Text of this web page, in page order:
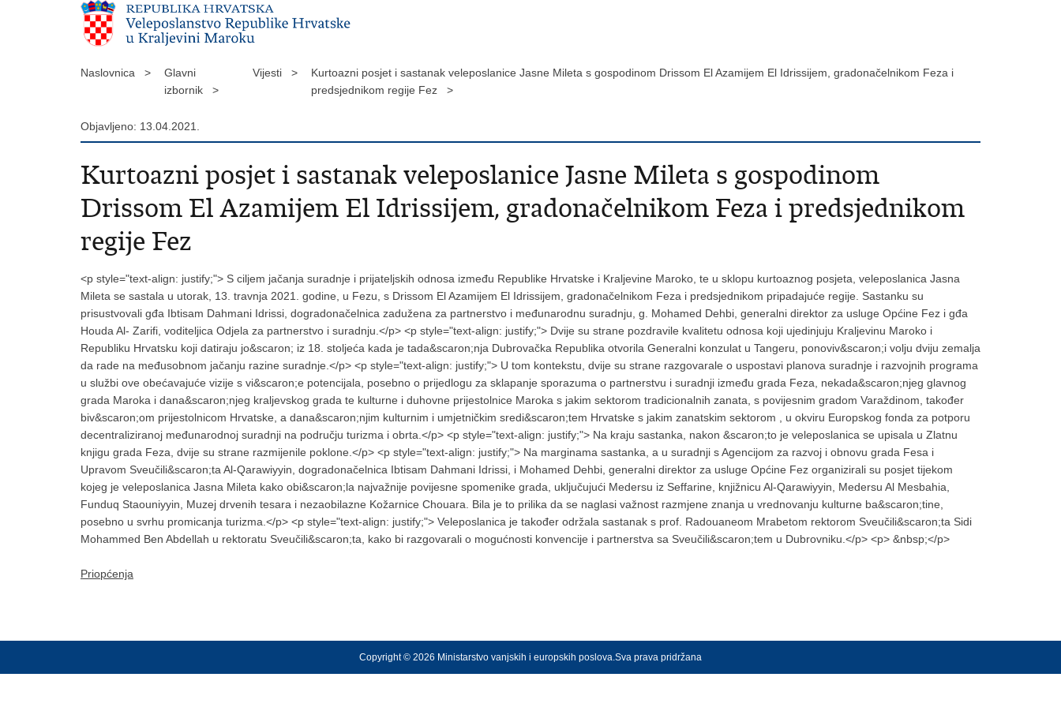
Naslovnica >
Glavni
izbornik >
Vijesti >
Kurtoazni posjet i sastanak veleposlanice Jasne Mileta s gospodinom Drissom El Azamijem El Idrissijem, gradonačelnikom Feza i
predsjednikom regije Fez >
Objavljeno: 13.04.2021.
Kurtoazni posjet i sastanak veleposlanice Jasne Mileta s gospodinom
Drissom El Azamijem El Idrissijem, gradonačelnikom Feza i predsjednikom
regije Fez
<p style="text-align: justify;"> S ciljem jačanja suradnje i prijateljskih odnosa između Republike Hrvatske i Kraljevine Maroko, te u sklopu kurtoaznog posjeta, veleposlanica Jasna
Mileta se sastala u utorak, 13. travnja 2021. godine, u Fezu, s Drissom El Azamijem El Idrissijem, gradonačelnikom Feza i predsjednikom pripadajuće regije. Sastanku su
prisustvovali gđa Ibtisam Dahmani Idrissi, dogradonačelnica zadužena za partnerstvo i međunarodnu suradnju, g. Mohamed Dehbi, generalni direktor za usluge Općine Fez i gđa
Houda Al- Zarifi, voditeljica Odjela za partnerstvo i suradnju.</p> <p style="text-align: justify;"> Dvije su strane pozdravile kvalitetu odnosa koji ujedinjuju Kraljevinu Maroko i
Republiku Hrvatsku koji datiraju jo&scaron; iz 18. stoljeća kada je tada&scaron;nja Dubrovačka Republika otvorila Generalni konzulat u Tangeru, ponoviv&scaron;i volju dviju zemalja
da rade na međusobnom jačanju razine suradnje.</p> <p style="text-align: justify;"> U tom kontekstu, dvije su strane razgovarale o uspostavi planova suradnje i razvojnih programa
u službi ove obećavajuće vizije s vi&scaron;e potencijala, posebno o prijedlogu za sklapanje sporazuma o partnerstvu i suradnji između grada Feza, nekada&scaron;njeg glavnog
grada Maroka i dana&scaron;njeg kraljevskog grada te kulturne i duhovne prijestolnice Maroka s jakim sektorom tradicionalnih zanata, s povijesnim gradom Varaždinom, također
biv&scaron;om prijestolnicom Hrvatske, a dana&scaron;njim kulturnim i umjetničkim sredi&scaron;tem Hrvatske s jakim zanatskim sektorom , u okviru Europskog fonda za potporu
decentraliziranoj međunarodnoj suradnji na području turizma i obrta.</p> <p style="text-align: justify;"> Na kraju sastanka, nakon &scaron;to je veleposlanica se upisala u Zlatnu
knjigu grada Feza, dvije su strane razmijenile poklone.</p> <p style="text-align: justify;"> Na marginama sastanka, a u suradnji s Agencijom za razvoj i obnovu grada Fesa i
Upravom Sveučili&scaron;ta Al-Qarawiyyin, dogradonačelnica Ibtisam Dahmani Idrissi, i Mohamed Dehbi, generalni direktor za usluge Općine Fez organizirali su posjet tijekom
kojeg je veleposlanica Jasna Mileta kako obi&scaron;la najvažnije povijesne spomenike grada, uključujući Medersu iz Seffarine, knjižnicu Al-Qarawiyyin, Medersu Al Mesbahia,
Funduq Staouniyyin, Muzej drvenih tesara i nezaobilazne Kožarnice Chouara. Bila je to prilika da se naglasi važnost razmjene znanja u vrednovanju kulturne ba&scaron;tine,
posebno u svrhu promicanja turizma.</p> <p style="text-align: justify;"> Veleposlanica je također održala sastanak s prof. Radouaneom Mrabetom rektorom Sveučili&scaron;ta Sidi
Mohammed Ben Abdellah u rektoratu Sveučili&scaron;ta, kako bi razgovarali o mogućnosti konvencije i partnerstva sa Sveučili&scaron;tem u Dubrovniku.</p> <p> &nbsp;</p>
Priopćenja
Copyright © 2026 Ministarstvo vanjskih i europskih poslova.Sva prava pridržana